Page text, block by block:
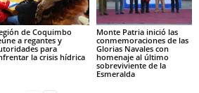
de Coquimbo
a regantes y
para
la crisis hídrica
Monte Patria inició las
conmemoraciones de las
Glorias Navales con
homenaje al último
sobreviviente de la
Esmeralda